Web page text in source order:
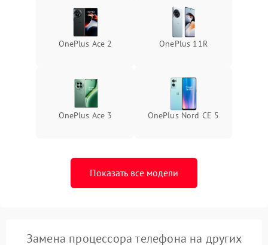
OnePlus Ace 2 OnePlus 11R
OnePlus Ace 3 OnePlus Nord CE 5
Показать все модели
Замена процессора телефона на других